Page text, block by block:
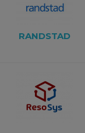
RANDSTAD